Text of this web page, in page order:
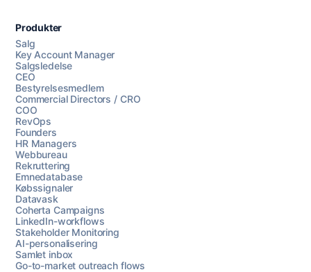
Produkter
Salg
Key Account Manager
Salgsledelse
CEO
Bestyrelsesmedlem
Commercial Directors / CRO
COO
RevOps
Founders
HR Managers
Webbureau
Rekruttering
Emnedatabase
Købssignaler
Datavask
Coherta Campaigns
LinkedIn-workflows
Stakeholder Monitoring
AI-personalisering
Samlet inbox
Go-to-market outreach flows